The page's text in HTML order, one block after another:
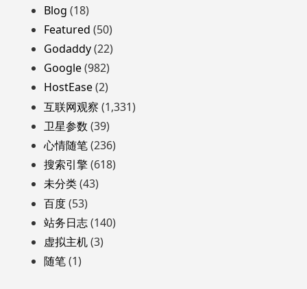
页
脚
Blog (18)
Featured (50)
Godaddy(22)
Google(982)
HostEase(2)
互联网观察 (1,331)
卫星参数 (39)
心情随笔(236)
搜索引擎(618)
未分类(43)
百度(53)
站务日志(140)
虚拟主机(3)
随笔(1)